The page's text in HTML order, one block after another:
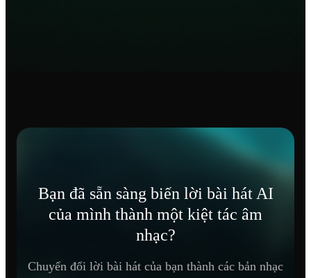
Bạn đã sẵn sàng biến lời bài hát AI
của mình thành một kiệt tác âm
nhạc?
Chuyển đổi lời bài hát của bạn thành các bản nhạc